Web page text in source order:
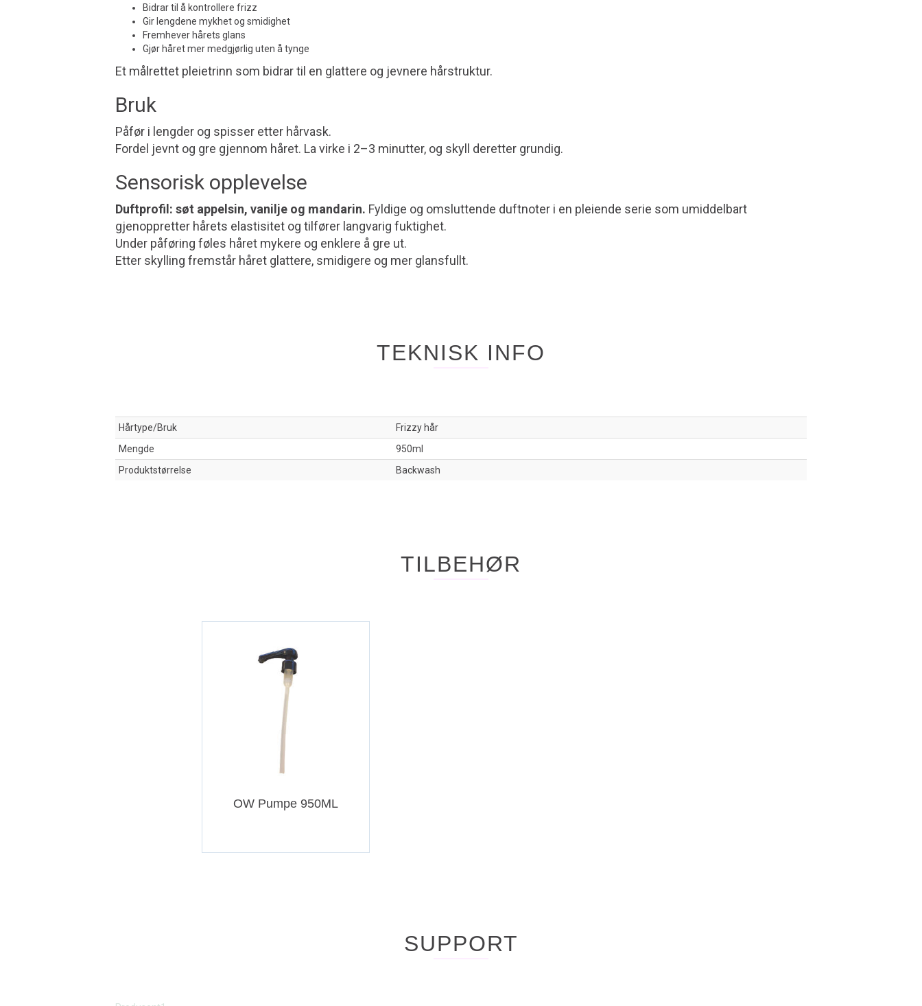
Bidrar til å kontrollere frizz
Gir lengdene mykhet og smidighet
Fremhever hårets glans
Gjør håret mer medgjørlig uten å tynge
Et målrettet pleietrinn som bidrar til en glattere og jevnere hårstruktur.
Bruk
Påfør i lengder og spisser etter hårvask.
Fordel jevnt og gre gjennom håret. La virke i 2–3 minutter, og skyll deretter grundig.
Sensorisk opplevelse
Duftprofil: søt appelsin, vanilje og mandarin. Fyldige og omsluttende duftnoter i en pleiende serie som umiddelbart
gjenoppretter hårets elastisitet og tilfører langvarig fuktighet.
Under påføring føles håret mykere og enklere å gre ut.
Etter skylling fremstår håret glattere, smidigere og mer glansfullt.
TEKNISK INFO
Hårtype/Bruk
Frizzy hår
Mengde
950ml
Produktstørrelse
Backwash
TILBEHØR
OW Pumpe 950ML
SUPPORT